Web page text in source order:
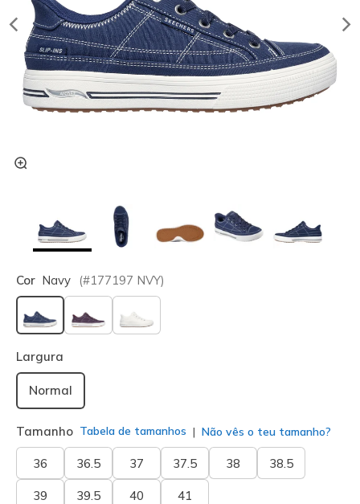
Cor Navy (#177197 NVY)
selecionado
Largura
Normal
Tamanho Tabela de tamanhos Não vês o teu tamanho?
36 36.5 37 37.5 38 38.5
39 39.5 40 41